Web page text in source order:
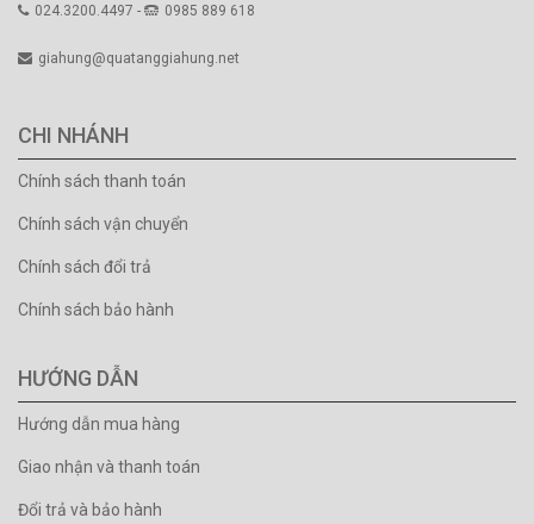
024.3200.4497 - 0985 889 618
giahung@quatanggiahung.net
CHI NHÁNH
Chính sách thanh toán
Chính sách vận chuyển
Chính sách đổi trả
Chính sách bảo hành
HƯỚNG DẪN
Hướng dẫn mua hàng
Giao nhận và thanh toán
Đổi trả và bảo hành